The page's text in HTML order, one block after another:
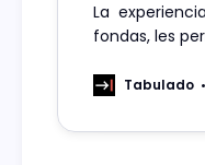
La
fondas, les
mientras se
Tabulado